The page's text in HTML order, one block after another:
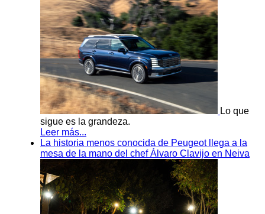
Lo que
sigue es la grandeza.
Leer más...
La historia menos conocida de Peugeot llega a la
mesa de la mano del chef Álvaro Clavijo en Neiva